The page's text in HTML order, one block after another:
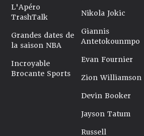
L'Apéro
TrashTalk
Grandes dates de
la saison NBA
Incroyable
Brocante Sports
Nikola Jokic
Giannis
Antetokounmpo
Evan Fournier
Zion Williamson
Devin Booker
Jayson Tatum
Russell